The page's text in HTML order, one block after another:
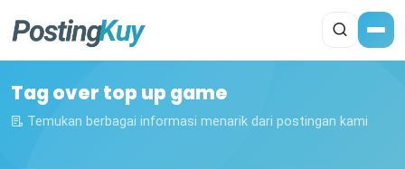
Tag over top up game
Temukan berbagai informasi menarik dari postingan kami